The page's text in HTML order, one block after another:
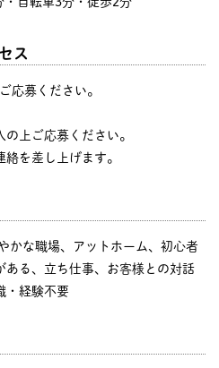
ス
応募ください。
上ご応募ください。
を差し上げます。
かな職場、アットホーム、初心者
ある、立ち仕事、お客様との対話
・経験不要